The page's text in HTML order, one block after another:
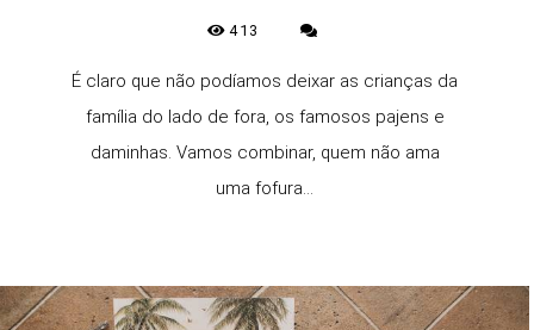
413
É claro que não podíamos deixar as crianças da
família do lado de fora, os famosos pajens e
daminhas. Vamos combinar, quem não ama
uma fofura...